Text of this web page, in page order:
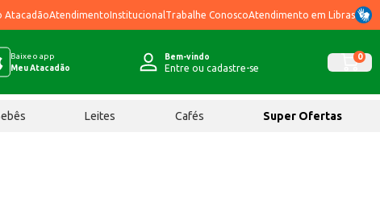
AtacadãoAtendimentoInstitucional Trabalhe ConoscoAtendimento em Libras
Baixe o app
Meu Atacadão
Bem-vindo
Entre ou cadastre-se
0
Leites Cafés Super Ofertas